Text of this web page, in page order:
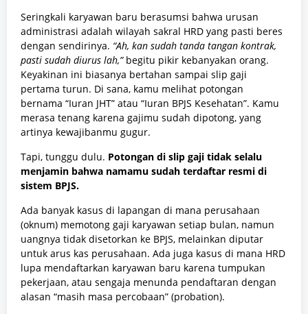
Seringkali karyawan baru berasumsi bahwa urusan
administrasi adalah wilayah sakral HRD yang pasti beres
dengan sendirinya. “Ah, kan sudah tanda tangan kontrak,
pasti sudah diurus lah,”begitu pikir kebanyakan orang.
Keyakinan ini biasanya bertahan sampai slip gaji
pertama turun. Di sana, kamu melihat potongan
bernama “Iuran JHT” atau “Iuran BPJS Kesehatan”. Kamu
merasa tenang karena gajimu sudah dipotong, yang
artinya kewajibanmu gugur.
Tapi, tunggu dulu. Potongan di slip gaji tidak selalu
menjamin bahwa namamu sudah terdaftar resmi di
sistem BPJS.
Ada banyak kasus di lapangan di mana perusahaan
(oknum) memotong gaji karyawan setiap bulan, namun
uangnya tidak disetorkan ke BPJS, melainkan diputar
untuk arus kas perusahaan. Ada juga kasus di mana HRD
lupa mendaftarkan karyawan baru karena tumpukan
pekerjaan, atau sengaja menunda pendaftaran dengan
alasan “masih masa percobaan” (probation).